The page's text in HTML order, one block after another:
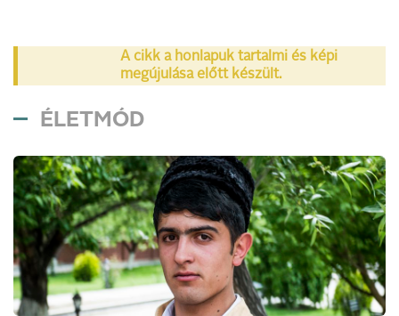
A cikk a honlapuk tartalmi és képi
megújulása előtt készült.
ÉLETMÓD